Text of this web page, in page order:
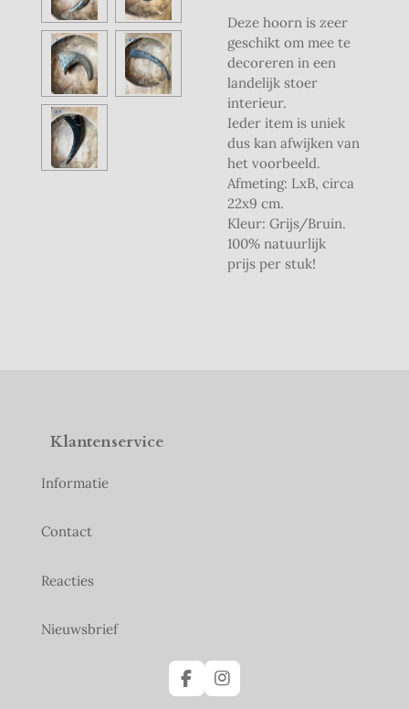
Deze hoorn is zeer
geschikt om mee te
decoreren in een
landelijk stoer
interieur.
Ieder item is uniek
dus kan afwijken van
het voorbeeld.
Afmeting: LxB, circa
22x9 cm.
Kleur: Grijs/Bruin.
100% natuurlijk
prijs per stuk!
Klantenservice
Informatie
Contact
Reacties
Nieuwsbrief
F
a
I
n